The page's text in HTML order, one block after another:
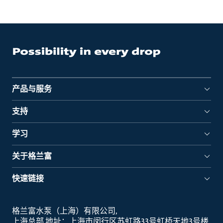
产品与服务
支持
学习
关于格兰富
快速链接
格兰富水泵（上海）有限公司